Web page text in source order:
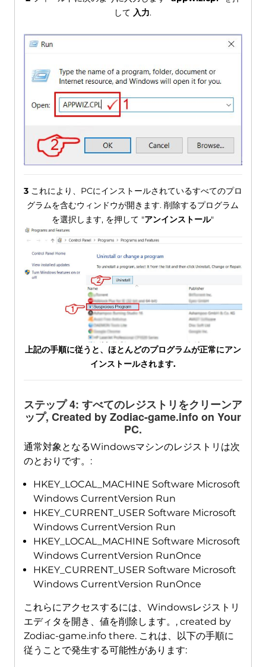
して 入力.
3これにより、PCにインストールされているすべてのプロ
グラムを含むウィンドウが開きます. 削除するプログラム
を選択します, を押して "アンインストール"
上記の手順に従うと、ほとんどのプログラムが正常にアン
インストールされます.
ステップ 4: すべてのレジストリをクリーンア
ップ,Created by Zodiac-game.info on Your
PC.
通常対象となるWindowsマシンのレジストリは次
のとおりです。:
HKEY_LOCAL_MACHINE Software Microsoft
Windows CurrentVersion Run
HKEY_CURRENT_USER Software Microsoft
Windows CurrentVersion Run
HKEY_LOCAL_MACHINE Software Microsoft
Windows CurrentVersion RunOnce
HKEY_CURRENT_USER Software Microsoft
Windows CurrentVersion RunOnce
これらにアクセスするには、Windowsレジストリ
エディタを開き、値を削除します。, created by
Zodiac-game.info there. これは、以下の手順に
従うことで発生する可能性があります: